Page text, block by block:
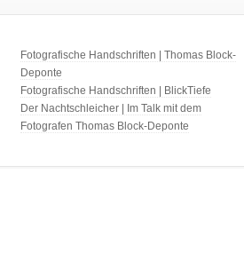
Fotografische Handschriften | Thomas Block-
Deponte
Fotografische Handschriften | BlickTiefe
Der Nachtschleicher | Im Talk mit dem
Fotografen Thomas Block-Deponte